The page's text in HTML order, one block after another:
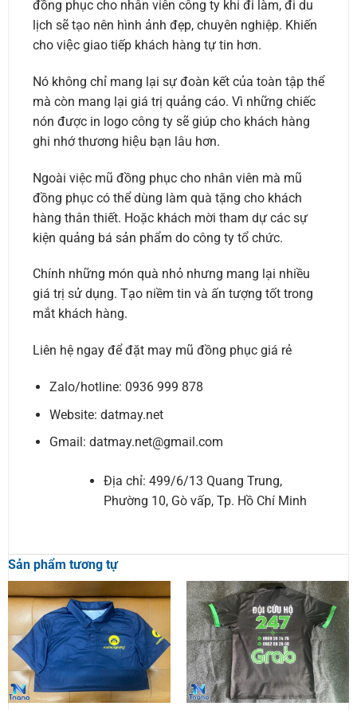
đồng phục cho nhân viên công ty khi đi làm, đi du
lịch sẽ tạo nên hình ảnh đẹp, chuyên nghiệp. Khiến
cho việc giao tiếp khách hàng tự tin hơn.
Nó không chỉ mang lại sự đoàn kết của toàn tập thể
mà còn mang lại giá trị quảng cáo. Vì những chiếc
nón được in logo công ty sẽ giúp cho khách hàng
ghi nhớ thương hiệu bạn lâu hơn.
Ngoài việc mũ đồng phục cho nhân viên mà mũ
đồng phục có thể dùng làm quà tặng cho khách
hàng thân thiết. Hoặc khách mời tham dự các sự
kiện quảng bá sản phẩm do công ty tổ chức.
Chính những món quà nhỏ nhưng mang lại nhiều
giá trị sử dụng. Tạo niềm tin và ấn tượng tốt trong
mắt khách hàng.
Liên hệ ngay để đặt may mũ đồng phục giá rẻ
Zalo/hotline: 0936 999 878
Website: datmay.net
Gmail: datmay.net@gmail.com
Địa chỉ: 499/6/13 Quang Trung,
Phường 10, Gò vấp, Tp. Hồ Chí Minh
Sản phẩm tương tự